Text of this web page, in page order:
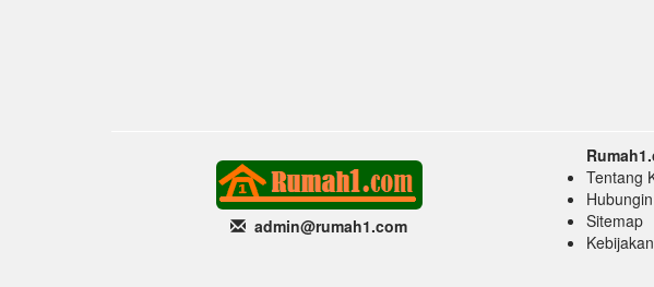
admin@rumah1.com
Tentang
Sitemap